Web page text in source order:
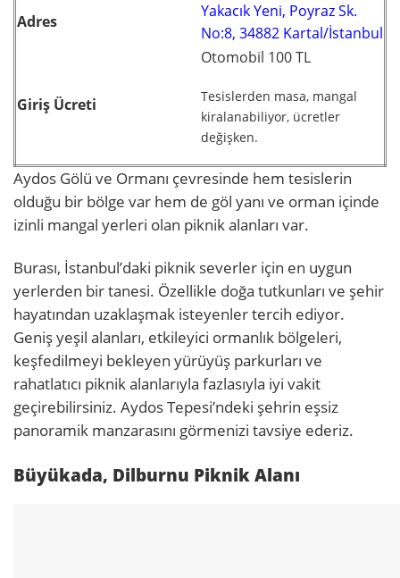
Adres
Yakacık Yeni, Poyraz Sk.
No:8, 34882 Kartal/İstanbul
Giriş Ücreti
Otomobil 100 TL
Tesislerden masa, mangal
kiralanabiliyor, ücretler
değişken.
Aydos Gölü ve Ormanı çevresinde hem tesislerin
olduğu bir bölge var hem de göl yanı ve orman içinde
izinli mangal yerleri olan piknik alanları var.
Burası, İstanbul’daki piknik severler için en uygun
yerlerden bir tanesi. Özellikle doğa tutkunları ve şehir
hayatından uzaklaşmak isteyenler tercih ediyor.
Geniş yeşil alanları, etkileyici ormanlık bölgeleri,
keşfedilmeyi bekleyen yürüyüş parkurları ve
rahatlatıcı piknik alanlarıyla fazlasıyla iyi vakit
geçirebilirsiniz. Aydos Tepesi’ndeki şehrin eşsiz
panoramik manzarasını görmenizi tavsiye ederiz.
Büyükada, Dilburnu Piknik Alanı